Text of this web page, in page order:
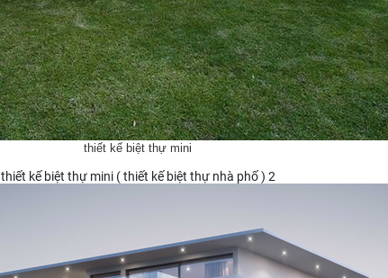
thiết kế biệt thự mini
thiết kế biệt thự mini ( thiết kế biệt thự nhà phố ) 2